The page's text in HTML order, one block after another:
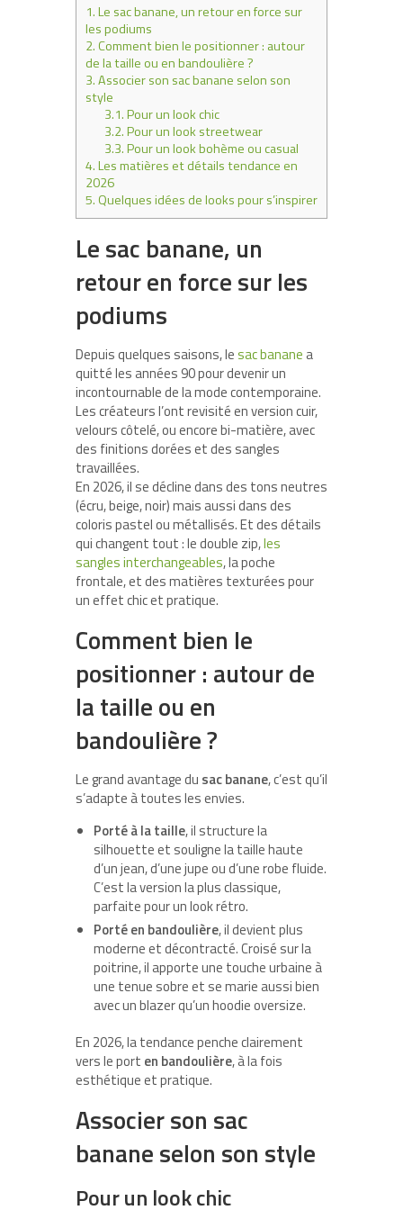
1.Le sac banane, un retour en force sur
les podiums
2.Comment bien le positionner : autour
de la taille ou en bandoulière ?
3.Associer son sac banane selon son
style
3.1.Pour un look chic
3.2.Pour un look streetwear
3.3.Pour un look bohème ou casual
4.Les matières et détails tendance en
2026
5.Quelques idées de looks pour s’inspirer
Le sac banane, un
retour en force sur les
podiums
Depuis quelques saisons, lesac banane a
quitté les années 90 pour devenir un
incontournable de la mode contemporaine.
Les créateurs l’ont revisité en version cuir,
velours côtelé, ou encore bi-matière, avec
des finitions dorées et des sangles
travaillées.
En 2026, il se décline dans des tons neutres
(écru, beige, noir) mais aussi dans des
coloris pastel ou métallisés. Et des détails
qui changent tout : le double zip,les
sangles interchangeables, la poche
frontale, et des matières texturées pour
un effet chic et pratique.
Comment bien le
positionner : autour de
la taille ou en
bandoulière ?
Le grand avantage du sac banane, c’est qu’il
s’adapte à toutes les envies.
Porté à la taille, il structure la
silhouette et souligne la taille haute
d’un jean, d’une jupe ou d’une robe fluide.
C’est la version la plus classique,
parfaite pour un look rétro.
Porté en bandoulière, il devient plus
moderne et décontracté. Croisé sur la
poitrine, il apporte une touche urbaine à
une tenue sobre et se marie aussi bien
avec un blazer qu’un hoodie oversize.
En 2026, la tendance penche clairement
vers le port en bandoulière, à la fois
esthétique et pratique.
Associer son sac
banane selon son style
Pour un look chic